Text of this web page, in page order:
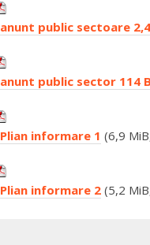
anunt public sectoare
anunt public sector 114
Plian informare 1 (6,9
Plian informare 2 (5,2